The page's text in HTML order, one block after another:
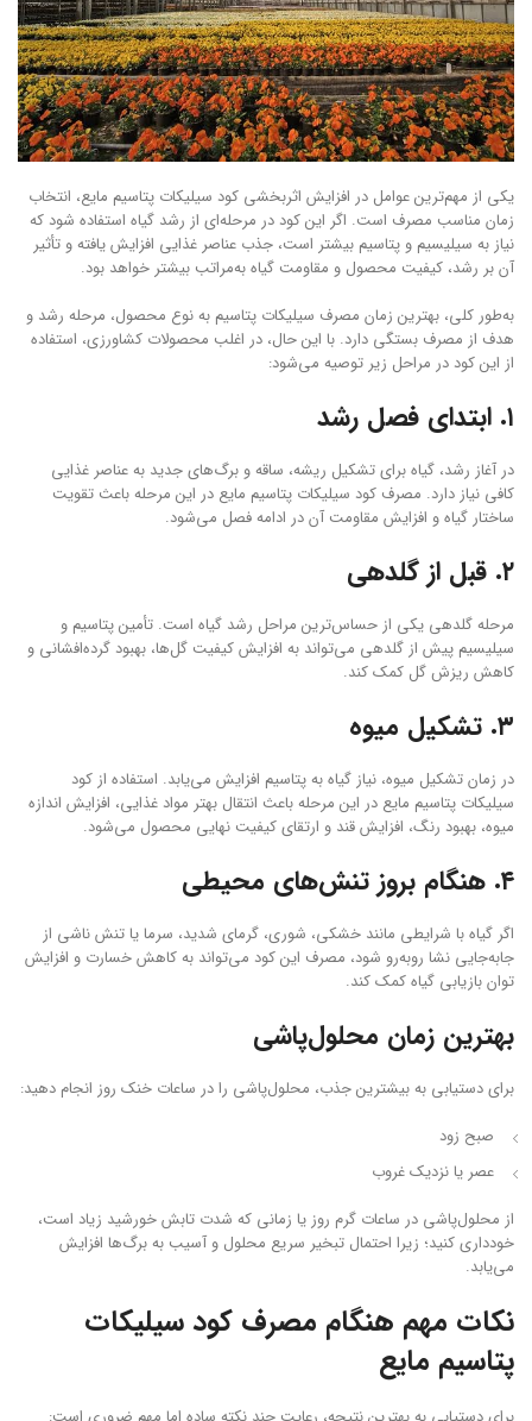
یکی از مهم‌ترین عوامل در افزایش اثربخشی کود سیلیکات پتاسیم مایع، انتخاب
زمان مناسب مصرف است. اگر این کود در مرحله‌ای از رشد گیاه استفاده شود که
نیاز به سیلیسیم و پتاسیم بیشتر است، جذب عناصر غذایی افزایش یافته و تأثیر
آن بر رشد، کیفیت محصول و مقاومت گیاه به‌مراتب بیشتر خواهد بود.
به‌طور کلی، بهترین زمان مصرف سیلیکات پتاسیم به نوع محصول، مرحله رشد و
هدف از مصرف بستگی دارد. با این حال، در اغلب محصولات کشاورزی، استفاده
از این کود در مراحل زیر توصیه می‌شود:
۱. ابتدای فصل رشد
در آغاز رشد، گیاه برای تشکیل ریشه، ساقه و برگ‌های جدید به عناصر غذایی
کافی نیاز دارد. مصرف کود سیلیکات پتاسیم مایع در این مرحله باعث تقویت
ساختار گیاه و افزایش مقاومت آن در ادامه فصل می‌شود.
۲. قبل از گلدهی
مرحله گلدهی یکی از حساس‌ترین مراحل رشد گیاه است. تأمین پتاسیم و
سیلیسیم پیش از گلدهی می‌تواند به افزایش کیفیت گل‌ها، بهبود گرده‌افشانی و
کاهش ریزش گل کمک کند.
۳. تشکیل میوه
در زمان تشکیل میوه، نیاز گیاه به پتاسیم افزایش می‌یابد. استفاده از کود
سیلیکات پتاسیم مایع در این مرحله باعث انتقال بهتر مواد غذایی، افزایش اندازه
میوه، بهبود رنگ، افزایش قند و ارتقای کیفیت نهایی محصول می‌شود.
۴. هنگام بروز تنش‌های محیطی
اگر گیاه با شرایطی مانند خشکی، شوری، گرمای شدید، سرما یا تنش ناشی از
جابه‌جایی نشا روبه‌رو شود، مصرف این کود می‌تواند به کاهش خسارت و افزایش
توان بازیابی گیاه کمک کند.
بهترین زمان محلول‌پاشی
برای دستیابی به بیشترین جذب، محلول‌پاشی را در ساعات خنک روز انجام دهید:
صبح زود
عصر یا نزدیک غروب
از محلول‌پاشی در ساعات گرم روز یا زمانی که شدت تابش خورشید زیاد است،
خودداری کنید؛ زیرا احتمال تبخیر سریع محلول و آسیب به برگ‌ها افزایش
می‌یابد.
نکات مهم هنگام مصرف کود سیلیکات
پتاسیم مایع